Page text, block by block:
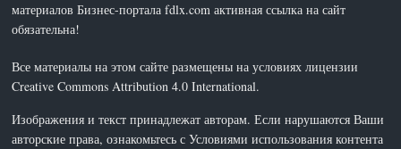
материалов Бизнес-портала fdlx.com активная ссылка на сайт
обязательна!
Все материалы на этом сайте размещены на условиях лицензии
Creative Commons Attribution 4.0 International.
Изображения и текст принадлежат авторам. Если нарушаются Ваши
авторские права, ознакомьтесь с Условиями использования контента